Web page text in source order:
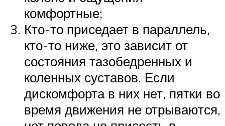
комфортные;
Кто-то приседает в параллель,
кто-то ниже, это зависит от
состояния тазобедренных и
коленных суставов. Если
дискомфорта в них нет, пятки во
время движения не отрываются,